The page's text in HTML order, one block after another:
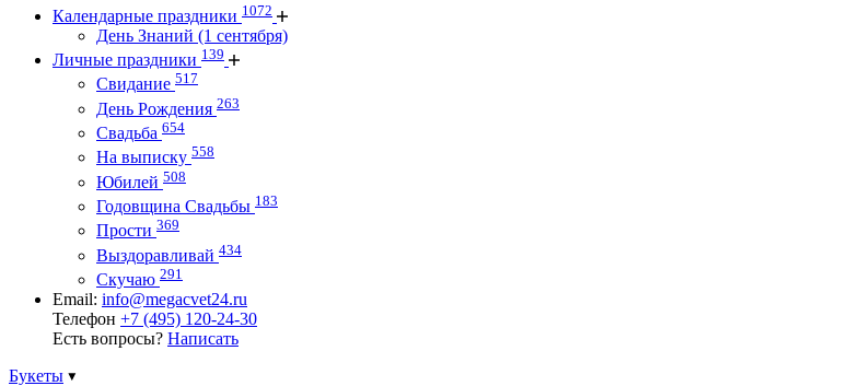
Календарные праздники 1072
День Знаний (1 сентября)
Личные праздники 139
Свидание 517
День Рождения 263
Свадьба 654
На выписку 558
Юбилей 508
Годовщина Свадьбы 183
Прости 369
Выздоравливай 434
Скучаю 291
Email: info@megacvet24.ru
Телефон +7 (495) 120-24-30
Есть вопросы? Написать
Букеты